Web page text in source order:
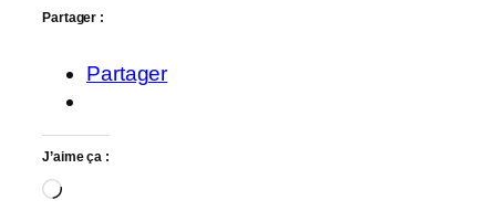
Partager :
Partager
J’aime ça :
Chargement…